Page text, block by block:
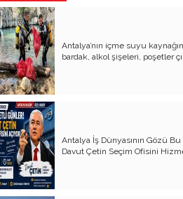
Kayıp Şehir
Atsız’ı Bahane Ederek Atatürk’e ve
Cumhuriyet’e Saldırmak
3 Mayıs 1944’ten Bugüne
Cumhuriyet’in Kurucu Fikrinden Bir
Diriliş Hafızasına
Devletin Laik Kimliğinden Ödün –
Mevlid’den Menzil’e, Ayrılıkçılıktan
Hakkına
Toplumcu Gerçekçi Edebiyat
Niçin Tıkandı?
Antalya’nın içme suyu
bardak, alkol şişeleri, poşetler
Antalya İş Dünyasının Gözü Bu
Davut Çetin Seçim Ofisini